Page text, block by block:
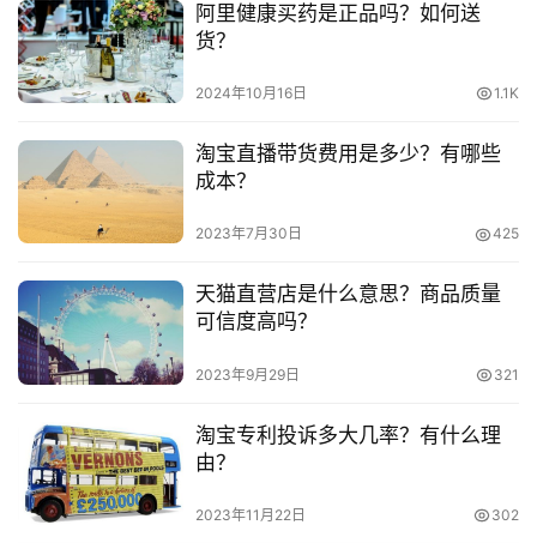
电
商
创
业
业
视
频
号
淘
宝
分
享
投稿
符合《淘宝网营销活动规则》。
这一年之内，没有发布过材质加盟产品或者违禁的
消息，没有因此扣分满6分及以上。
这一年之内，没有出现过卖假货的行为。
如何做好直播内容点此查看。
二、达人身份：
达人直播的考核浮现权规则(该机制目前暂停中，
望谅解)：
建议您耐心等待，近期主播层级(成长体系)正在内
阿里健康买药是正品吗？如何送
货？
2024年10月16日 1.1K
淘宝直播带货费用是多少？有哪些
成本？
2023年7月30日 425
天猫直营店是什么意思？商品质量
可信度高吗？
2023年9月29日 321
淘宝专利投诉多大几率？有什么理
由？
2023年11月22日 302